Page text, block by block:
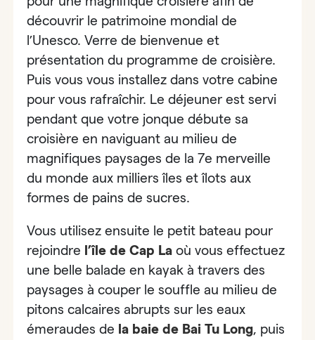
découvrir le patrimoine mondial de
l’Unesco. Verre de bienvenue et
présentation du programme de croisière.
Puis vous vous installez dans votre cabine
pour vous rafraîchir. Le déjeuner est servi
pendant que votre jonque débute sa
croisière en naviguant au milieu de
magnifiques paysages de la 7e merveille
du monde aux milliers îles et îlots aux
formes de pains de sucres.
Vous utilisez ensuite le petit bateau pour
rejoindre l’île de Cap Laoù vous effectuez
une belle balade en kayak à travers des
paysages à couper le souffle au milieu de
pitons calcaires abrupts sur les eaux
émeraudes de la baie de Bai Tu Long, puis